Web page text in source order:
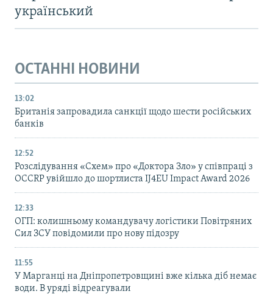
український
ОСТАННІ НОВИНИ
13:02
Британія запровадила санкції щодо шести російських
банків
12:52
Розслідування «Схем» про «Доктора Зло» у співпраці з
OCCRP увійшло до шортлиста IJ4EU Impact Award 2026
12:33
ОГП: колишньому командувачу логістики Повітряних
Сил ЗСУ повідомили про нову підозру
11:55
У Марганці на Дніпропетровщині вже кілька діб немає
води. В уряді відреагували